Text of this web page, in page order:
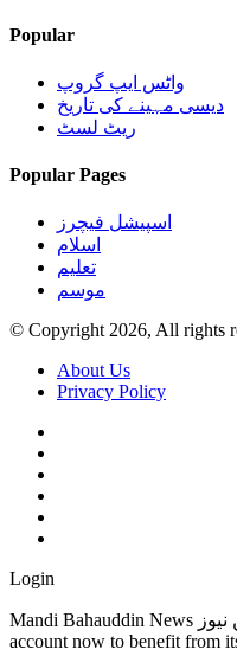
Popular
واٹس ایپ گروپ
دیسی مہینے کی تاریخ
ریٹ لسٹ
Popular Pages
اسپیشل فیچرز
اسلام
تعلیم
موسم
© Copyright 2026, All rights
About Us
Privacy Policy
Login
Mandi Bahauddin News منڈی بہاءالدین نیوز Log in or create an
account now to benefit from